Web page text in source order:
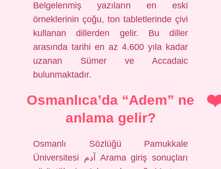
Belgelenmiş yazıların en eski
örneklerinin çoğu, ton tabletlerinde çivi
kullanan dillerden gelir. Bu diller
arasında tarihi en az 4.600 yıla kadar
uzanan Sümer ve Accadaic
bulunmaktadır.
Osmanlıca’da “Adem” ne
anlama gelir?
Osmanlı Sözlüğü Pamukkale
Üniversitesi آدم Arama giriş sonuçları